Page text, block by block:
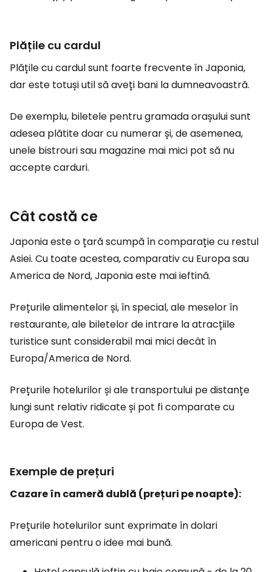
Plățile cu cardul
Plățile cu cardul sunt foarte frecvente în Japonia,
dar este totuși util să aveți bani la dumneavoastră.
De exemplu, biletele pentru gramada orașului sunt
adesea plătite doar cu numerar și, de asemenea,
unele bistrouri sau magazine mai mici pot să nu
accepte carduri.
Cât costă ce
Japonia este o țară scumpă în comparație cu restul
Asiei. Cu toate acestea, comparativ cu Europa sau
America de Nord, Japonia este mai ieftină.
Prețurile alimentelor și, în special, ale meselor în
restaurante, ale biletelor de intrare la atracțiile
turistice sunt considerabil mai mici decât în
Europa/America de Nord.
Prețurile hotelurilor și ale transportului pe distanțe
lungi sunt relativ ridicate și pot fi comparate cu
Europa de Vest.
Exemple de prețuri
Cazare în cameră dublă (prețuri pe noapte):
Prețurile hotelurilor sunt exprimate în dolari
americani pentru o idee mai bună.